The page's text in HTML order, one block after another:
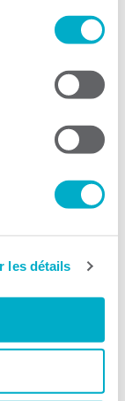
les détails
porteurs
de la
de
dont le Port
de Transports